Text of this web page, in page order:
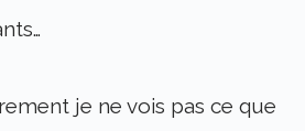
je ne vois pas ce que